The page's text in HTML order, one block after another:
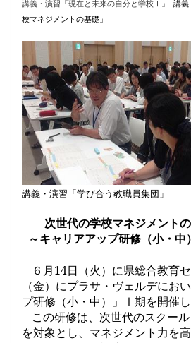
講義・演習「現在と未来の自分と学校Ⅰ」 講義
校マネジメントの基礎」
講義・演習「学び合う教職員集団」
次世代の学校マネジメントの
～キャリアアップ研修（小・中
６月14日（火）に県総合教育
（金）にプラサ・ヴェルデにおい
プ研修（小・中）」Ⅰ期を開催し
この研修は、次世代のスクー
を対象とし、マネジメント力を